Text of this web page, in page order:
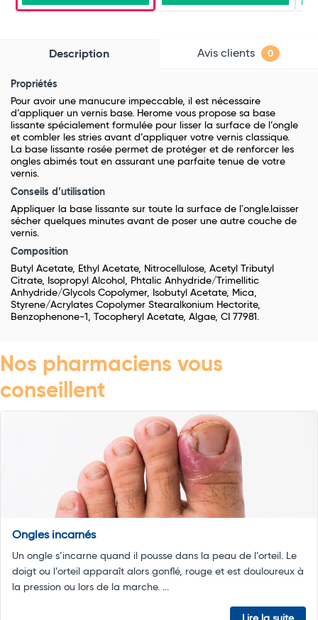
Description Avis clients 0
Propriétés
Pour avoir une manucure impeccable, il est nécessaire
d’appliquer un vernis base. Herome vous propose sa base
lissante spécialement formulée pour lisser la surface de l’ongle
et combler les stries avant d’appliquer votre vernis classique.
La base lissante rosée permet de protéger et de renforcer les
ongles abimés tout en assurant une parfaite tenue de votre
vernis.
Conseils d’utilisation
Appliquer la base lissante sur toute la surface de l'ongle.laisser
sécher quelques minutes avant de poser une autre couche de
vernis.
Composition
Butyl Acetate, Ethyl Acetate, Nitrocellulose, Acetyl Tributyl
Citrate, Isopropyl Alcohol, Phtalic Anhydride/Trimellitic
Anhydride/Glycols Copolymer, Isobutyl Acetate, Mica,
Styrene/Acrylates Copolymer Stearalkonium Hectorite,
Benzophenone-1, Tocopheryl Acetate, Algae, CI 77981.
Nos pharmaciens vous
conseillent
Ongles incarnés
Un ongle s’incarne quand il pousse dans la peau de l’orteil. Le
doigt ou l’orteil apparaît alors gonflé, rouge et est douloureux à
la pression ou lors de la marche. ...